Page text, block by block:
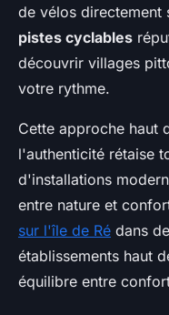
de vélos directement
pistes cyclables
découvrir villages
votre rythme.
Cette approche haut
l'authenticité rétaise
d'installations
entre nature et
sur l'île de Ré dans
établissements haut
équilibre entre